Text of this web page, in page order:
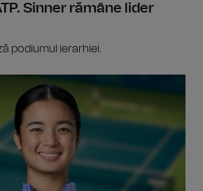
Sinner rămâne lider
podiumul ierarhiei.